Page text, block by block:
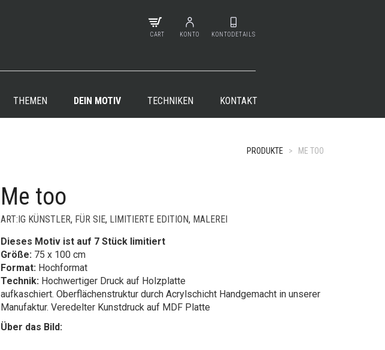
CART KONTO KONTODETAILS
THEMEN DEIN MOTIV TECHNIKEN KONTAKT
PRODUKTE > ME TOO
Me too
ART:IG KÜNSTLER, FÜR SIE, LIMITIERTE EDITION, MALEREI
Dieses Motiv ist auf 7 Stück limitiert
Größe: 75 x 100 cm
Format: Hochformat
Technik: Hochwertiger Druck auf Holzplatte
aufkaschiert. Oberflächenstruktur durch Acrylschicht Handgemacht in unserer
Manufaktur. Veredelter Kunstdruck auf MDF Platte
Über das Bild: